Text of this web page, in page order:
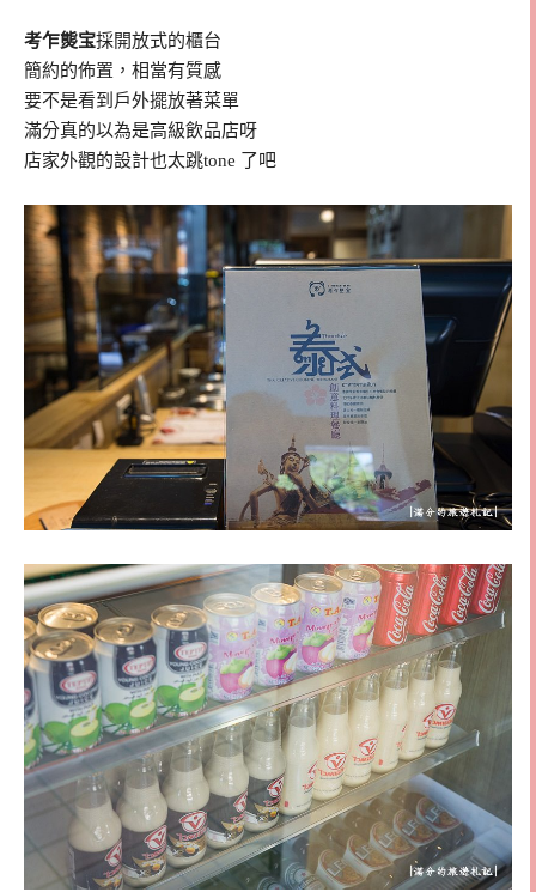
考乍熋宝採開放式的櫃台
簡約的佈置，相當有質感
要不是看到戶外擺放著菜單
滿分真的以為是高級飲品店呀
店家外觀的設計也太跳tone 了吧